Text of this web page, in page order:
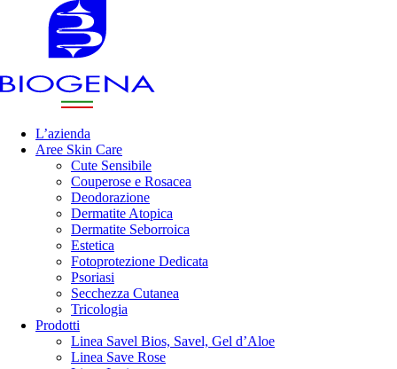
L’azienda
Aree Skin Care
Cute Sensibile
Couperose e Rosacea
Deodorazione
Dermatite Atopica
Dermatite Seborroica
Estetica
Fotoprotezione Dedicata
Psoriasi
Secchezza Cutanea
Tricologia
Prodotti
Linea Savel Bios, Savel, Gel d’Aloe
Linea Save Rose